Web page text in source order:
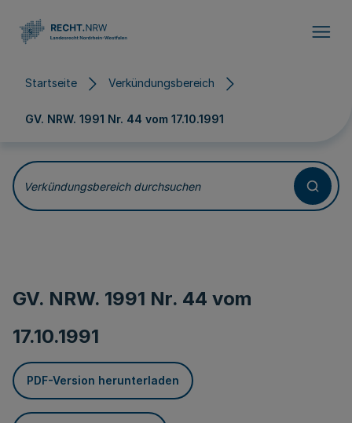
Startseite Verkündungsbereich
GV. NRW. 1991 Nr. 44 vom 17.10.1991
Verkündungsbereich durchsuchen
GV. NRW. 1991 Nr. 44 vom
17.10.1991
PDF-Version herunterladen